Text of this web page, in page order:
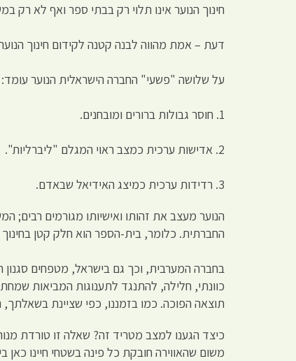
חינוך הנוער אינו תלוי רק בבתי ספר ואף לא רק
דעת – אמת מהווה לבנה קטנה לקידום חינוך
על שלושה "פשעי" החברה הישראלית הנוער עומד:
1. חוסר גבולות ברורים ומובחנים.
2. אדישות ערכית כמצב ראוי המגלם "ליברליות".
3. רדידות ערכית כמיצג האידיאל שבאדם.
הנוער מעצב את זהותו ואישיותו מגורמים רבים;
החברתית. כלומר, בית-הספר הוא חלק קטן
בחברה המערבית, וכך גם בישראל, מטפחים סגנון
כוונתי, חלילה, להתנגד לתענוגות המביאות
תוצאה הפוכה. כמו בזמננו, כפי שציינת בשאלתך,
כיצד הגענו למצב מטריד זה? שאלה זו טורדת
משום שהאווירה חובקת כל פינה בשטחי חיינו